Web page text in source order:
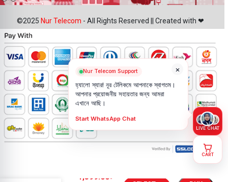
©2025 Nur Telecom - All Rights Reserved || Created with ❤
1,399.00৳
×
Nur Telecom Support
হ্যালো স্যার! নূর টেলিকমে আপনাকে স্বাগতম।
আপনার প্রয়োজনীয় সহায়তার জন্য আমরা
এখানে আছি।
Start WhatsApp Chat
LIVE CHAT
CART